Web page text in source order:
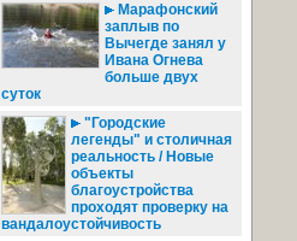
Марафонский
заплыв по
Вычегде занял у
Ивана Огнева
больше двух
суток
"Городские
легенды" и столичная
реальность / Новые
объекты
благоустройства
проходят проверку на
вандалоустойчивость